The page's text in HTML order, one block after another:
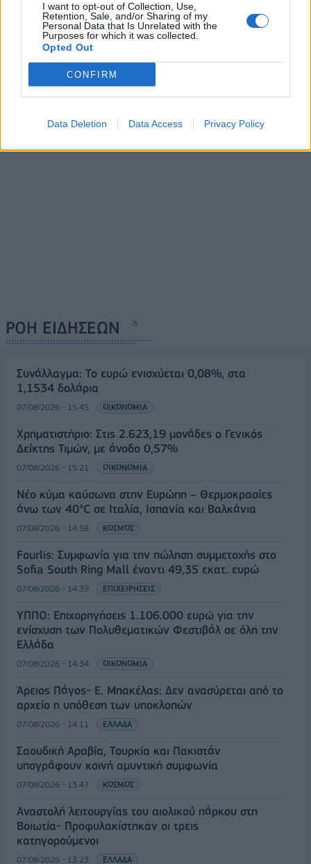
I want to opt-out of Collection, Use,
Retention, Sale, and/or Sharing of my
Personal Data that Is Unrelated with the
Purposes for which it was collected.
Opted Out
CONFIRM
Data Deletion Data Access Privacy Policy
ΟΠΕΚΕΠΕ: Καταβολή 54,3
εκατ. ευρώ σε 42.522
δικαιούχους για
ζωοτροφές και ζημιές από
28/10/2025 - 12:57
σήμερα το Πρόγραμμα των
29/10/2025 - 12:20
ΡΟΗ ΕΙΔΗΣΕΩΝ
Συνάλλαγμα: Το ευρώ ενισχύεται 0,08%, στα
1,1534 δολάρια
07/08/2026 - 15:45 ΟΙΚΟΝΟΜΙΑ
Χρηματιστήριο: Στις 2.623,19 μονάδες ο Γενικός
Δείκτης Τιμών, με άνοδο 0,57%
07/08/2026 - 15:21 ΟΙΚΟΝΟΜΙΑ
Νέο κύμα καύσωνα στην Ευρώπη – Θερμοκρασίες
άνω των 40°C σε Ιταλία, Ισπανία και Βαλκάνια
07/08/2026 - 14:58 ΚΟΣΜΟΣ
Fourlis: Συμφωνία για την πώληση συμμετοχής στο
Sofia South Ring Mall έναντι 49,35 εκατ. ευρώ
07/08/2026 - 14:39 ΕΠΙΧΕΙΡΗΣΕΙΣ
ΥΠΠΟ: Επιχορηγήσεις 1.106.000 ευρώ για την
ενίσχυση των Πολυθεματικών Φεστιβάλ σε όλη την
Ελλάδα
07/08/2026 - 14:34 ΟΙΚΟΝΟΜΙΑ
Άρειος Πάγος- Ε. Μπακέλας: Δεν ανασύρεται από το
αρχείο η υπόθεση των υποκλοπών
07/08/2026 - 14:11 ΕΛΛΑΔΑ
Σαουδική Αραβία, Τουρκία και Πακιστάν
υπογράφουν κοινή αμυντική συμφωνία
07/08/2026 - 13:47 ΚΟΣΜΟΣ
Αναστολή λειτουργίας του αιολικού πάρκου στη
Βοιωτία- Προφυλακίστηκαν οι τρεις
κατηγορούμενοι
07/08/2026 - 13:23 ΕΛΛΑΔΑ